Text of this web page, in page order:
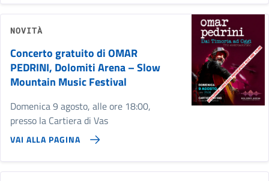
NOVITÀ
Concerto gratuito di OMAR
PEDRINI, Dolomiti Arena – Slow
Mountain Music Festival
Domenica 9 agosto, alle ore 18:00,
presso la Cartiera di Vas
VAI ALLA PAGINA